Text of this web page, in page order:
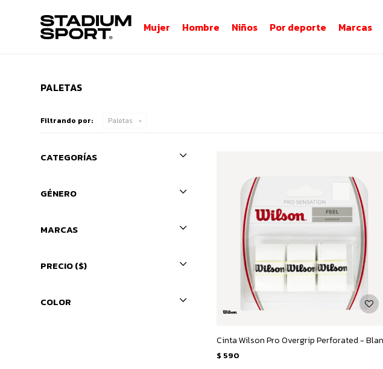
Mujer Hombre Niños Por deporte Marcas
PALETAS
Filtrando por: Paletas
$ 590
CATEGORÍAS
GÉNERO
MARCAS
PRECIO($)
COLOR